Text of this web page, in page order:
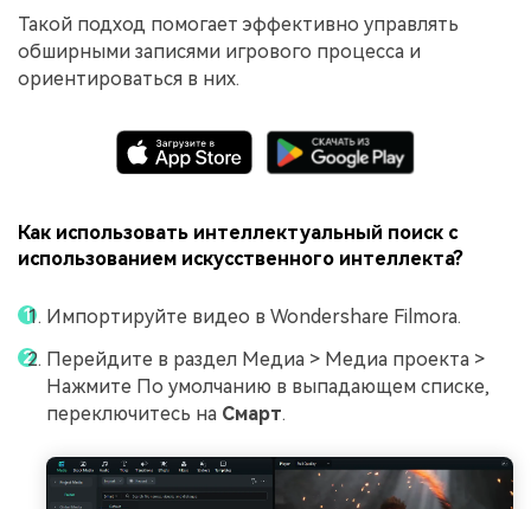
Такой подход помогает эффективно управлять
обширными записями игрового процесса и
ориентироваться в них.
Как использовать интеллектуальный поиск с
использованием искусственного интеллекта?
Импортируйте видео в Wondershare Filmora.
Перейдите в раздел Медиа > Медиа проекта >
Нажмите По умолчанию в выпадающем списке,
переключитесь на Смарт.